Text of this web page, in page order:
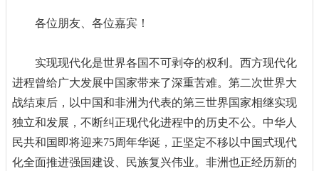
各位朋友、各位嘉宾！
实现现代化是世界各国不可剥夺的权利。西方现代化
进程曾给广大发展中国家带来了深重苦难。第二次世界大
战结束后，以中国和非洲为代表的第三世界国家相继实现
独立和发展，不断纠正现代化进程中的历史不公。中华人
民共和国即将迎来75周年华诞，正坚定不移以中国式现代
化全面推进强国建设、民族复兴伟业。非洲也正经历新的